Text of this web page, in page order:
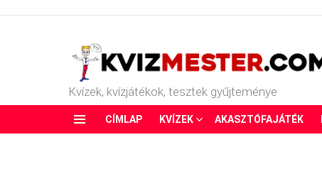
Kvízek, kvízjátékok, tesztek gyűjteménye
CÍMLAP KVÍZEK AKASZTÓFAJÁTÉK